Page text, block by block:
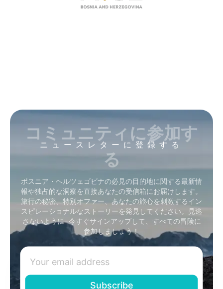
ニュースレターに登録する
コミュニティに参加す
る
ボスニア・ヘルツェゴビナの必見の目的地に関する最新情
報や独占的な洞察を直接あなたの受信箱にお届けします。
旅行の秘密、特別オファー、あなたの旅心を刺激するイン
スピレーショナルなストーリーを発見してください。見逃
さないように–今すぐサインアップして、すべての冒険に
参加しましょう！